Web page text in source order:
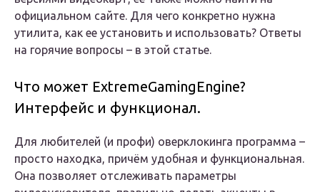
официальном сайте. Для чего конкретно нужна
утилита, как ее установить и использовать? Ответы
на горячие вопросы – в этой статье.
Что может ExtremeGamingEngine?
Интерфейс и функционал.
Для любителей (и профи) оверклокинга программа –
просто находка, причём удобная и функциональная.
Она позволяет отслеживать параметры